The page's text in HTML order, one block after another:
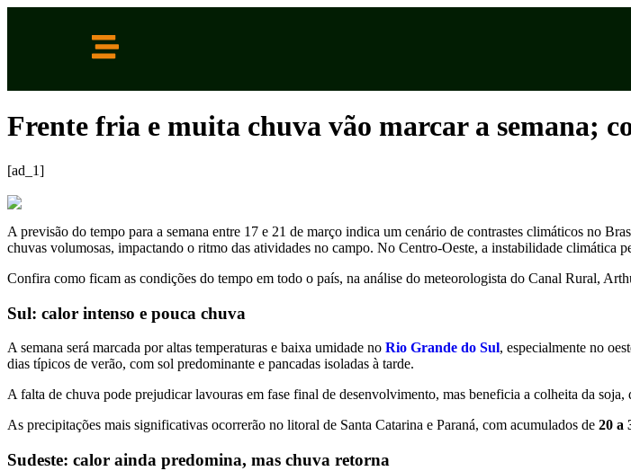
Frente fria e muita chuva vão marcar a semana;
[ad_1]
A previsão do tempo para a semana entre 17 e 21 de março indica um cenário de contrastes climáticos no
chuvas volumosas, impactando o ritmo das atividades no campo. No Centro-Oeste, a instabilidade climática
Confira como ficam as condições do tempo em todo o país, na análise do meteorologista do Canal Rural,
Sul: calor intenso e pouca chuva
A semana será marcada por altas temperaturas e baixa umidade no Rio Grande do Sul, especialmente no
dias típicos de verão, com sol predominante e pancadas isoladas à tarde.
A falta de chuva pode prejudicar lavouras em fase final de desenvolvimento, mas beneficia a colheita da
As precipitações mais significativas ocorrerão no litoral de Santa Catarina e Paraná, com acumulados de 20 a
Sudeste: calor ainda predomina, mas chuva retorna